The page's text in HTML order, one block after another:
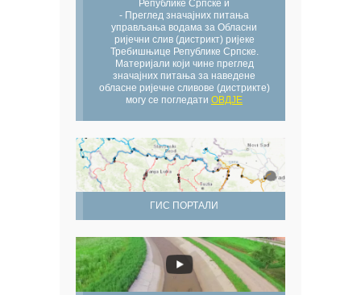
Републике Српске и
- Преглед значајних питања
управљања водама за Обласни
ријечни слив (дистрикт) ријеке
Требишњице Републике Српске.
Материјали који чине преглед
значајних питања за наведене
обласне ријечне сливове (дистрикте)
могу се погледати ОВДЈЕ
ГИС ПОРТАЛИ